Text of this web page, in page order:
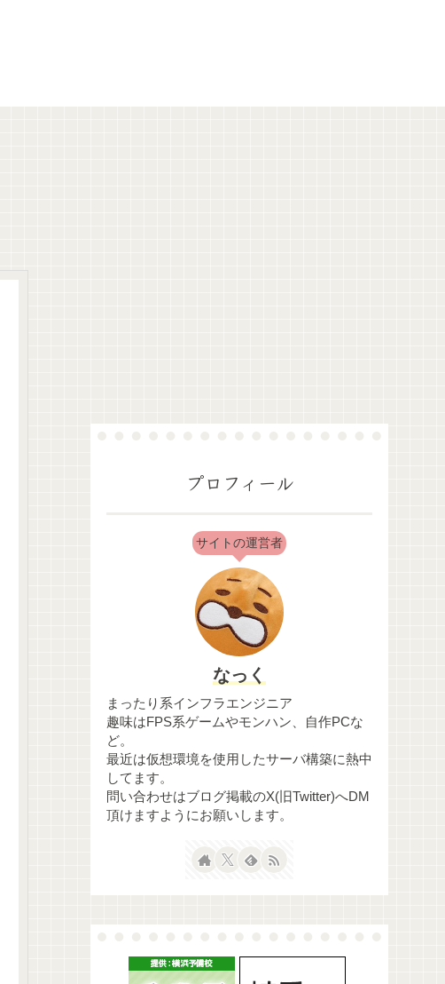
プロフィール
サイトの運営者
なっく
まったり系インフラエンジニア
趣味はFPS系ゲームやモンハン、自作PCな
ど。
最近は仮想環境を使用したサーバ構築に熱中
してます。
問い合わせはブログ掲載のX(旧Twitter)へDM
頂けますようにお願いします。